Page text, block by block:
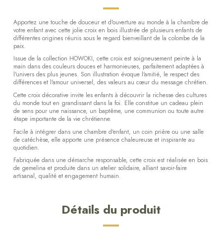
Apportez une touche de douceur et d'ouverture au monde à la chambre de
votre enfant avec cette jolie croix en bois illustrée de plusieurs enfants de
différentes origines réunis sous le regard bienveillant de la colombe de la
paix.
Issue de la collection HOWOKI, cette croix est soigneusement peinte à la
main dans des couleurs douces et harmonieuses, parfaitement adaptées à
l'univers des plus jeunes. Son illustration évoque l'amitié, le respect des
différences et l'amour universel, des valeurs au cœur du message chrétien.
Cette croix décorative invite les enfants à découvrir la richesse des cultures
du monde tout en grandissant dans la foi. Elle constitue un cadeau plein
de sens pour une naissance, un baptême, une communion ou toute autre
étape importante de la vie chrétienne.
Facile à intégrer dans une chambre d'enfant, un coin prière ou une salle
de catéchèse, elle apporte une présence chaleureuse et inspirante au
quotidien.
Fabriquée dans une démarche responsable, cette croix est réalisée en bois
de gemelina et produite dans un atelier solidaire, alliant savoir-faire
artisanal, qualité et engagement humain.
Détails du produit